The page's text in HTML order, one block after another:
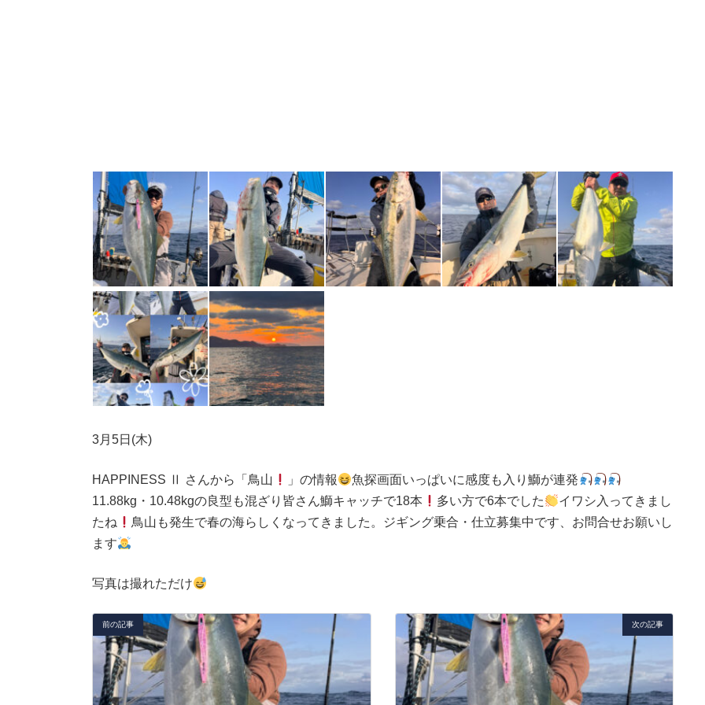
3月5日(木)
HAPPINESS Ⅱ さんから「鳥山 」の情報
魚探画面いっぱいに感度も入り鰤が連発
11.88kg・10.48kgの良型も混ざり皆さん鰤キャッチで18本
多い方で6本でした
イワシ入ってきまし
たね
鳥山も発生で春の海らしくなってきました。ジギング乗合・仕立募集中です、お問合せお願いし
ます
写真は撮れただけ
前の記事 次の記事